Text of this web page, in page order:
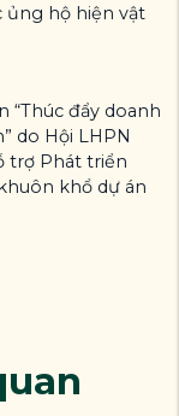
ủng hộ hiện vật
đẩy doanh
do Hội LHPN
trợ Phát triển
khổ dự án